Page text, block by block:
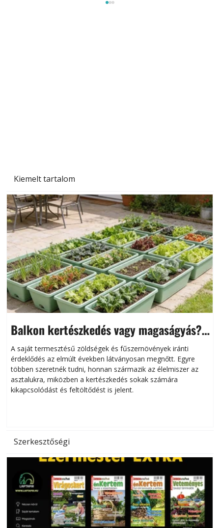
Kiemelt tartalom
Balkon kertészkedés vagy magaságyás?
Helytakarékos kertészkedés
A saját termesztésű zöldségek és fűszernövények iránti
érdeklődés az elmúlt években látványosan megnőtt. Egyre
többen szeretnék tudni, honnan származik az élelmiszer az
asztalukra, miközben a kertészkedés sokak számára
kikapcsolódást és feltöltődést is jelent.
Szerkesztőségi